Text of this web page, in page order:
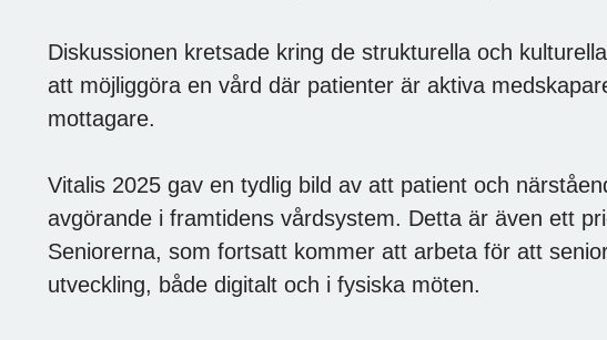
Diskussionen kretsade kring de strukturella och
att möjliggöra en vård där patienter är aktiva
mottagare.
Vitalis 2025 gav en tydlig bild av att patient och
avgörande i framtidens vårdsystem. Detta är även ett
Seniorerna, som fortsatt kommer att arbeta för att
utveckling, både digitalt och i fysiska möten.